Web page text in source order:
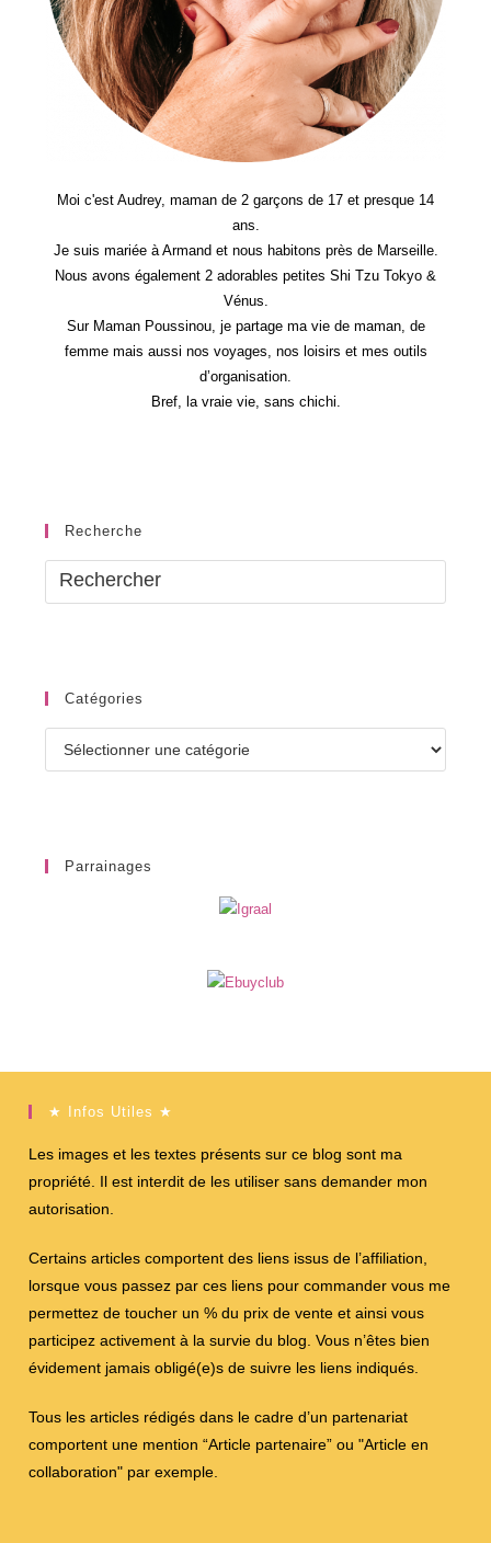
Moi c'est Audrey, maman de 2 garçons de 17 et presque 14
ans.
Je suis mariée à Armand et nous habitons près de Marseille.
Nous avons également 2 adorables petites Shi Tzu Tokyo &
Vénus.
Sur Maman Poussinou, je partage ma vie de maman, de
femme mais aussi nos voyages, nos loisirs et mes outils
d’organisation.
Bref, la vraie vie, sans chichi.
Recherche
Catégories
Parrainages
★ Infos Utiles ★
Les images et les textes présents sur ce blog sont ma
propriété. Il est interdit de les utiliser sans demander mon
autorisation.
Certains articles comportent des liens issus de l’affiliation,
lorsque vous passez par ces liens pour commander vous me
permettez de toucher un % du prix de vente et ainsi vous
participez activement à la survie du blog. Vous n’êtes bien
évidement jamais obligé(e)s de suivre les liens indiqués.
Tous les articles rédigés dans le cadre d’un partenariat
comportent une mention “Article partenaire” ou "Article en
collaboration" par exemple.